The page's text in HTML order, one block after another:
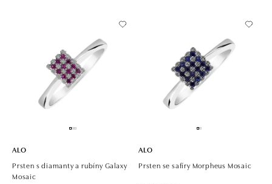
ALO
Prsten s diamanty a rubíny Galaxy
Mosaic
ALO
Prsten se safíry Morpheus Mosaic